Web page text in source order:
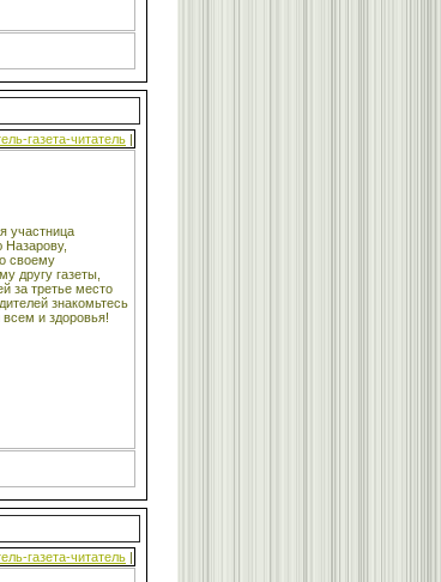
газета-читатель
участница
Назарову,
своему
другу газеты,
за третье место
знакомьтесь
и здоровья!
газета-читатель